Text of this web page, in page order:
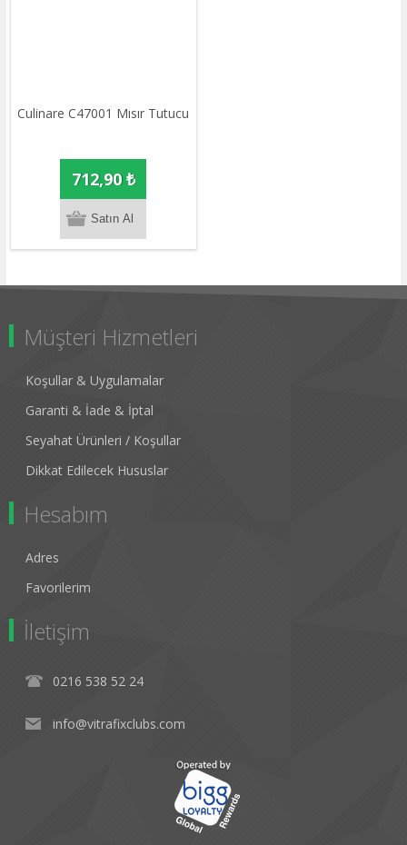
Culinare C47001 Mısır Tutucu
712,90 ₺
Müşteri Hizmetleri
Koşullar & Uygulamalar
Garanti & İade & İptal
Seyahat Ürünleri / Koşullar
Dikkat Edilecek Hususlar
Hesabım
Adres
Favorilerim
İletişim
0216 538 52 24
info@vitrafixclubs.com